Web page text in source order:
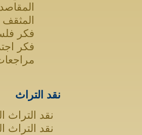
المثقف
فكر
فكر
نقد التراث
نقد التراث
نقد التراث